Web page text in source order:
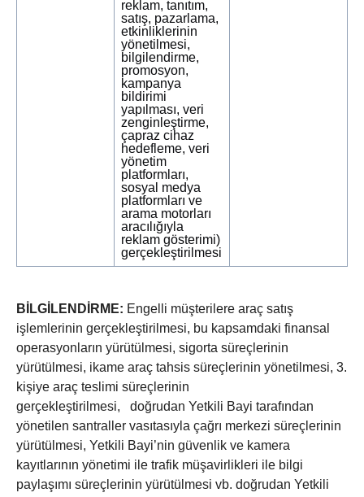
reklam, tanıtım,
satış, pazarlama,
etkinliklerinin
yönetilmesi,
bilgilendirme,
promosyon,
kampanya
bildirimi
yapılması, veri
zenginleştirme,
çapraz cihaz
hedefleme, veri
yönetim
platformları,
sosyal medya
platformları ve
arama motorları
aracılığıyla
reklam gösterimi)
gerçekleştirilmesi
BİLGİLENDİRME: Engelli müşterilere araç satış
işlemlerinin gerçekleştirilmesi, bu kapsamdaki finansal
operasyonların yürütülmesi, sigorta süreçlerinin
yürütülmesi, ikame araç tahsis süreçlerinin yönetilmesi, 3.
kişiye araç teslimi süreçlerinin
gerçekleştirilmesi, doğrudan Yetkili Bayi tarafından
yönetilen santraller vasıtasıyla çağrı merkezi süreçlerinin
yürütülmesi, Yetkili Bayi’nin güvenlik ve kamera
kayıtlarının yönetimi ile trafik müşavirlikleri ile bilgi
paylaşımı süreçlerinin yürütülmesi vb. doğrudan Yetkili